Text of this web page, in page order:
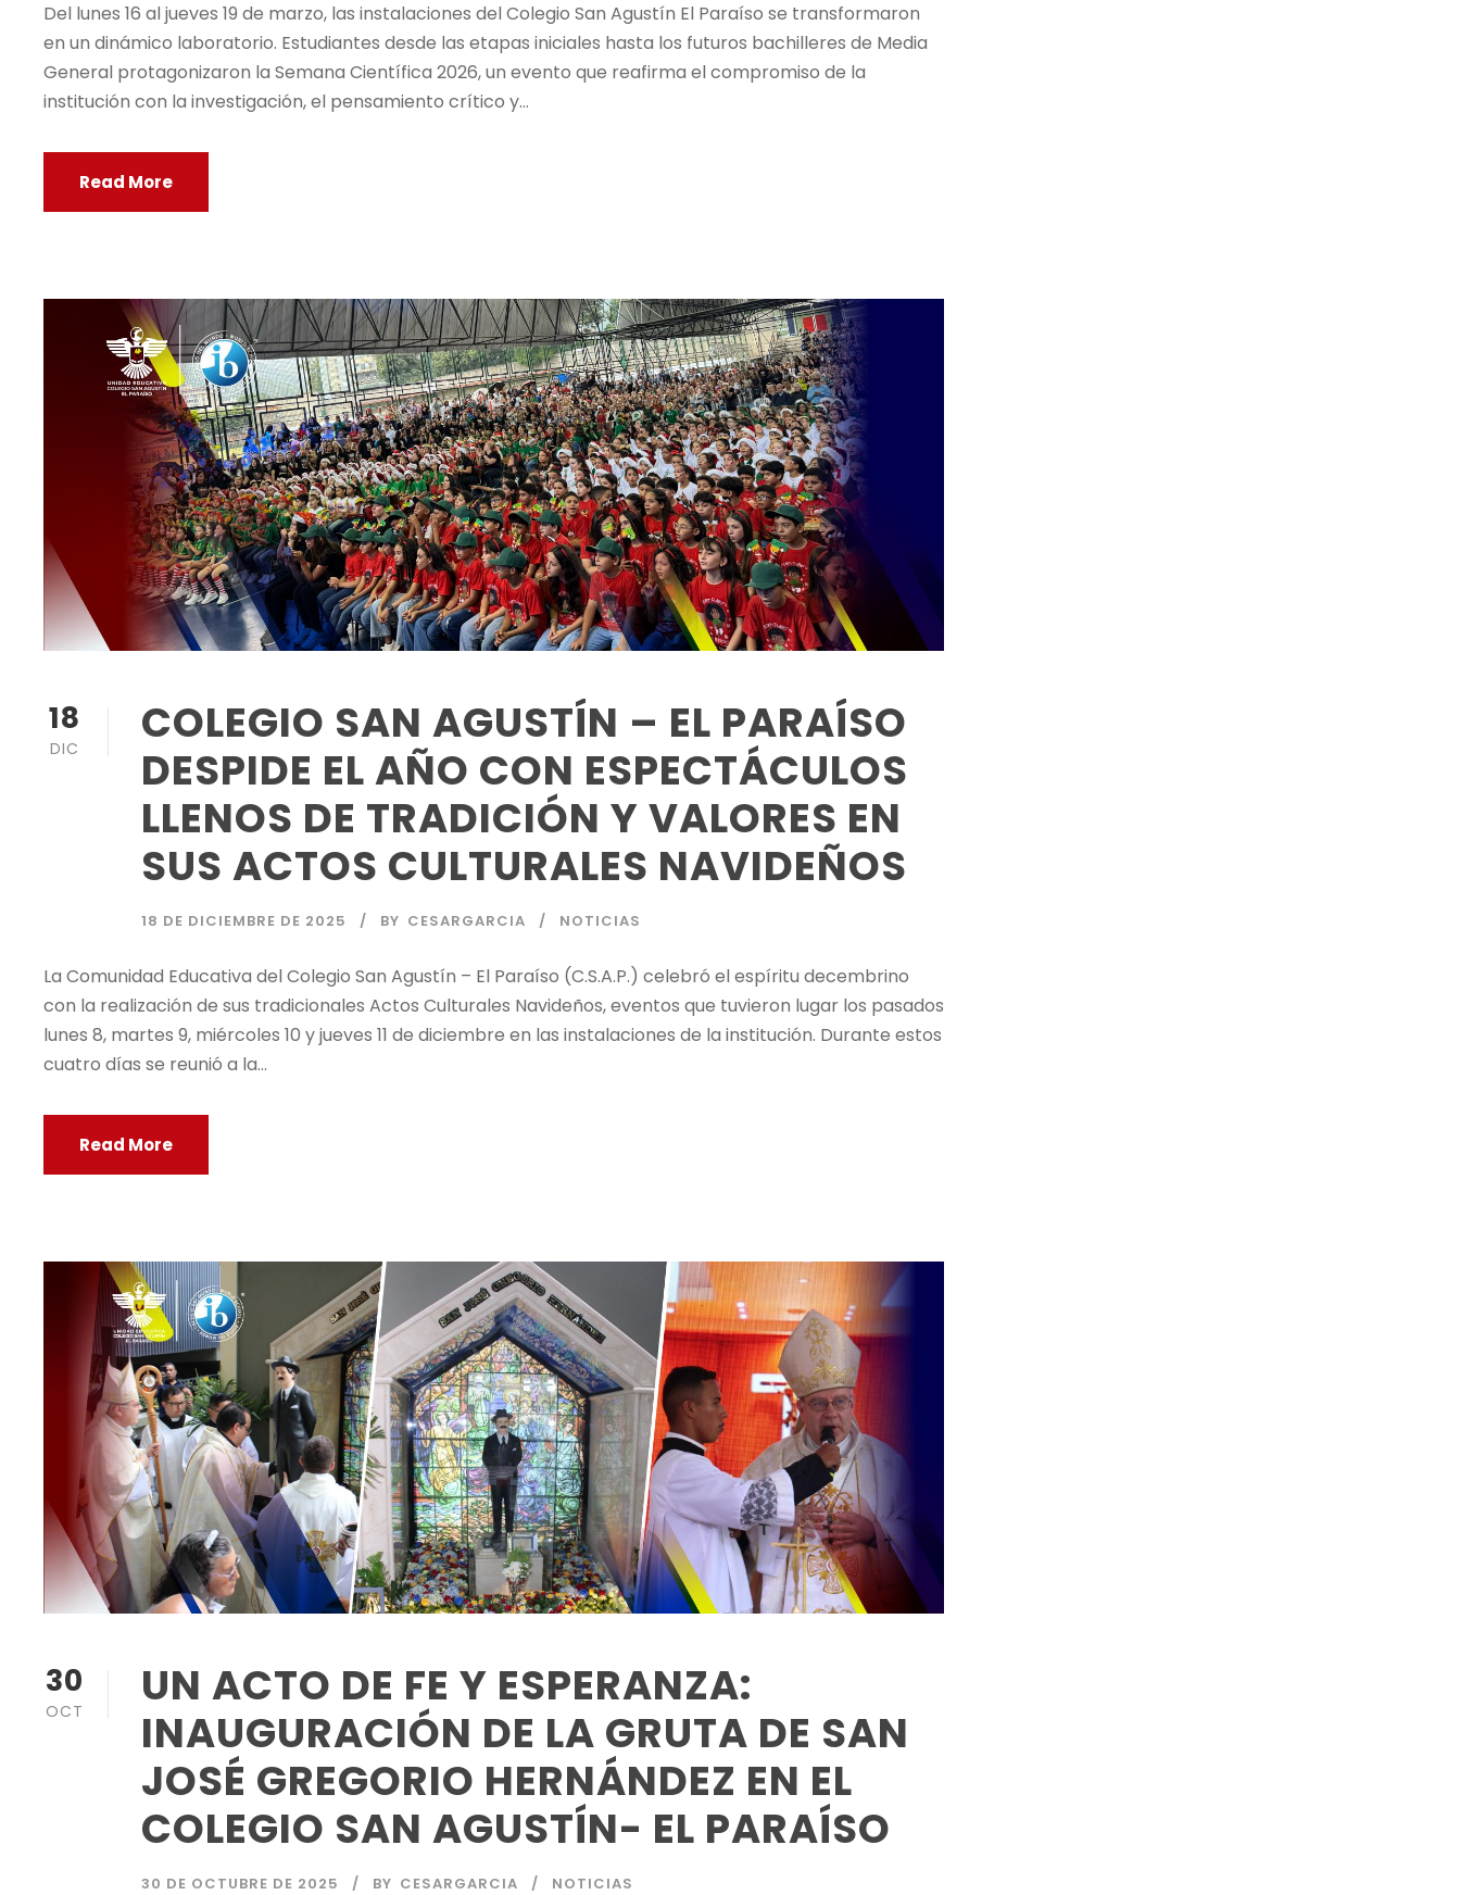
Del lunes 16 al jueves 19 de marzo, las instalaciones del Colegio San Agustín El Paraíso se transformaron
en un dinámico laboratorio. Estudiantes desde las etapas iniciales hasta los futuros bachilleres de Media
General protagonizaron la Semana Científica 2026, un evento que reafirma el compromiso de la
institución con la investigación, el pensamiento crítico y...
Read More
18
DIC
COLEGIO SAN AGUSTÍN – EL PARAÍSO
DESPIDE EL AÑO CON ESPECTÁCULOS
LLENOS DE TRADICIÓN Y VALORES EN
SUS ACTOS CULTURALES NAVIDEÑOS
18 DE DICIEMBRE DE 2025 BY CESARGARCIA NOTICIAS
La Comunidad Educativa del Colegio San Agustín – El Paraíso (C.S.A.P.) celebró el espíritu decembrino
con la realización de sus tradicionales Actos Culturales Navideños, eventos que tuvieron lugar los pasados
lunes 8, martes 9, miércoles 10 y jueves 11 de diciembre en las instalaciones de la institución. Durante estos
cuatro días se reunió a la...
Read More
30
OCT
UN ACTO DE FE Y ESPERANZA:
INAUGURACIÓN DE LA GRUTA DE SAN
JOSÉ GREGORIO HERNÁNDEZ EN EL
COLEGIO SAN AGUSTÍN- EL PARAÍSO
30 DE OCTUBRE DE 2025 BY CESARGARCIA NOTICIAS